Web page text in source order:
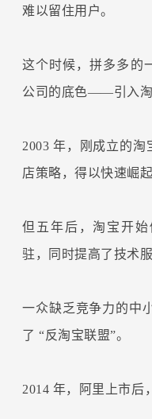
难以留住用户。
这个时候，拼多多的
公司的底色——引入淘
2003 年，刚成立的
店策略，得以快速崛起
但五年后，淘宝开
驻，同时提高了技术
一众缺乏竞争力的中
了 “反淘宝联盟”。
2014 年，阿里上市后